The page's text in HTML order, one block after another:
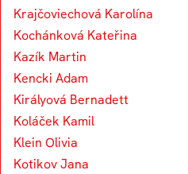
Krajčoviechová Karolína
Kochánková Kateřina
Kazík Martin
Kencki Adam
Királyová Bernadett
Koláček Kamil
Klein Olivia
Kotikov Jana